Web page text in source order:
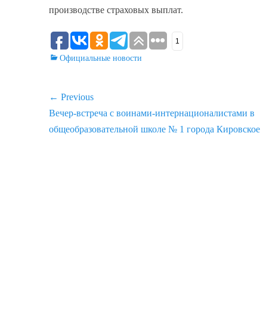
производстве страховых выплат.
1
Categories
Официальные новости
Навигация
по
← Previous
Previous
post:
Вечер-встреча с воинами-интернационалистами в
общеобразовательной школе № 1 города Кировское